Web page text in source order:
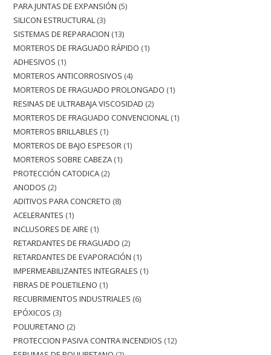
PARA JUNTAS DE EXPANSIÓN 5
SILICON ESTRUCTURAL 3
SISTEMAS DE REPARACION 13
MORTEROS DE FRAGUADO RÁPIDO 1
ADHESIVOS 1
MORTEROS ANTICORROSIVOS 4
MORTEROS DE FRAGUADO PROLONGADO 1
RESINAS DE ULTRABAJA VISCOSIDAD 2
MORTEROS DE FRAGUADO CONVENCIONAL 1
MORTEROS BRILLABLES 1
MORTEROS DE BAJO ESPESOR 1
MORTEROS SOBRE CABEZA 1
PROTECCIÓN CATODICA 2
ANODOS 2
ADITIVOS PARA CONCRETO 8
ACELERANTES 1
INCLUSORES DE AIRE 1
RETARDANTES DE FRAGUADO 2
RETARDANTES DE EVAPORACIÓN 1
IMPERMEABILIZANTES INTEGRALES 1
FIBRAS DE POLIETILENO 1
RECUBRIMIENTOS INDUSTRIALES 6
EPÓXICOS 3
POLIURETANO 2
PROTECCION PASIVA CONTRA INCENDIOS 12